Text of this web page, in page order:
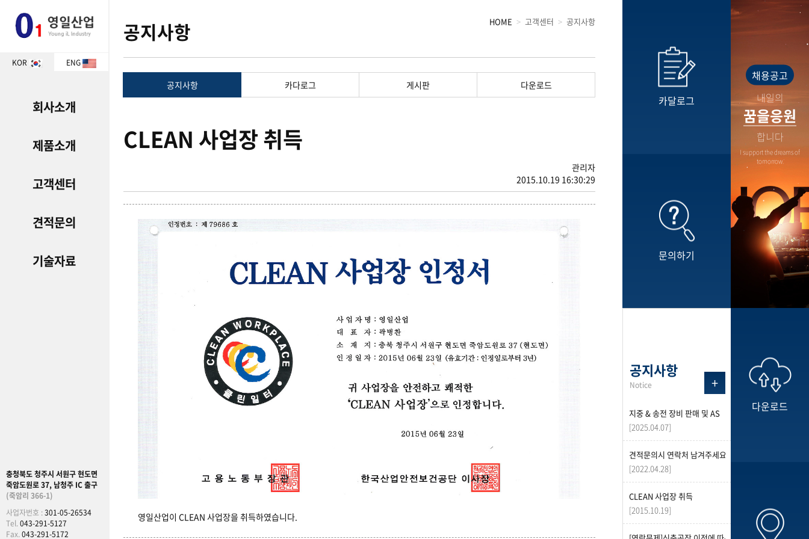
KOR ENG
회사소개
제품소개
고객센터
견적문의
기술자료
충청북도 청주시 서원구 현도면
죽암도원로 37, 남청주 IC 출구
(죽암리 366-1)
사업자번호 :301-05-26534
Tel.043-291-5127
Fax.043-291-5172
공지사항 HOME 고객센터 공지사항
공지사항 카다로그 게시판 다운로드
CLEAN 사업장 취득
관리자
2015.10.19 16:30:29
영일산업이 CLEAN 사업장을 취득하였습니다.
카달로그
문의하기
공지사항
Notice +
지중 & 송전 장비 판매 및 AS
[2025.04.07]
견적문의시 연락처 남겨주세요
[2022.04.28]
CLEAN 사업장 취득
[2015.10.19]
채용공고
내일의
꿈을응원
합니다
I support the dreams of
tomorrow.
다운로드